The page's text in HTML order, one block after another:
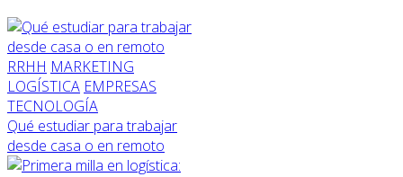
RRHH MARKETING
LOGÍSTICA EMPRESAS
TECNOLOGÍA
Qué estudiar para trabajar
desde casa o en remoto